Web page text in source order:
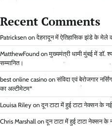
Recent Comments
Patricksen onदेहरादून में ऐतिहासिक झंडे के
MatthewFound onमुख्यमंत्री धामी मुंबई में डॉ.
सम्मानित।
best online casino onसंविदा एवं बेरोजगार
का अल्टीमेटम*
Louisa Riley onदून टाटा में हुई टाटा नेक्सन के
Chris Marshall onदून टाटा में हुई टाटा नेक्सन के